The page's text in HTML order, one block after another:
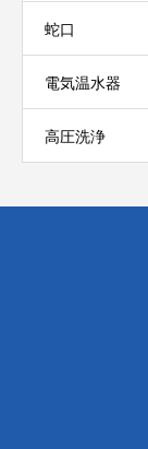
蛇口
電気温水器
高圧洗浄